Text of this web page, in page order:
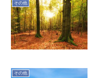
その他
その他